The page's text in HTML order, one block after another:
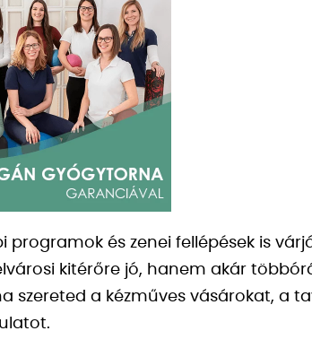
és zenei fellépések is
kitérőre jó, hanem akár
szereted a kézműves vásárokat, a